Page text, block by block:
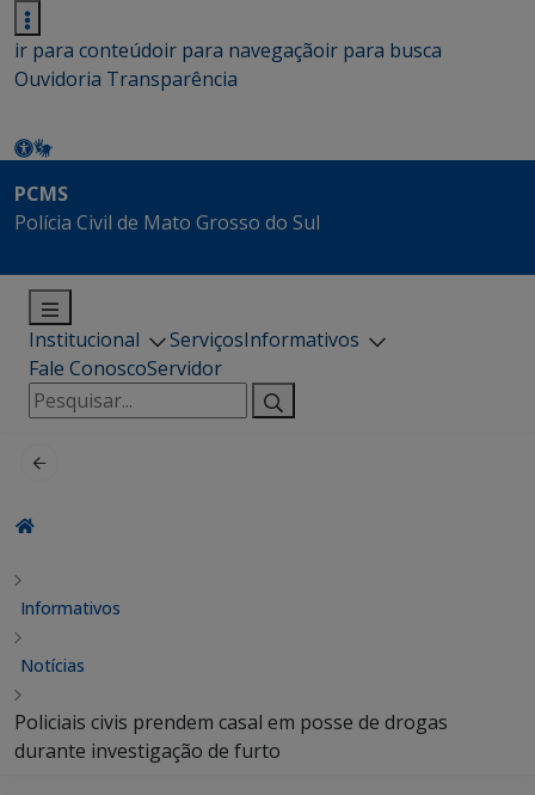
ir para conteúdoir para navegaçãoir para busca
Ouvidoria Transparência
PCMS
Polícia Civil de Mato Grosso do Sul
Institucional ServiçosInformativos
Fale ConoscoServidor
Pesquisar
por:
Informativos
Notícias
Policiais civis prendem casal em posse de drogas
durante investigação de furto